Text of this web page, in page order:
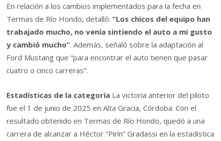
En relación a los cambios implementados para la fecha en
Termas de Río Hondo, detalló: “Los chicos del equipo han
trabajado mucho, no venía sintiendo el auto a mi gusto
y cambió mucho”. Además, señaló sobre la adaptación al
Ford Mustang que “para encontrar el auto tienen que pasar
cuatro o cinco carreras”.
Estadísticas de la categoría La victoria anterior del piloto
fue el 1 de junio de 2025 en Alta Gracia, Córdoba. Con el
resultado obtenido en Termas de Río Hondo, quedó a una
carrera de alcanzar a Héctor “Pirín” Gradassi en la estadística